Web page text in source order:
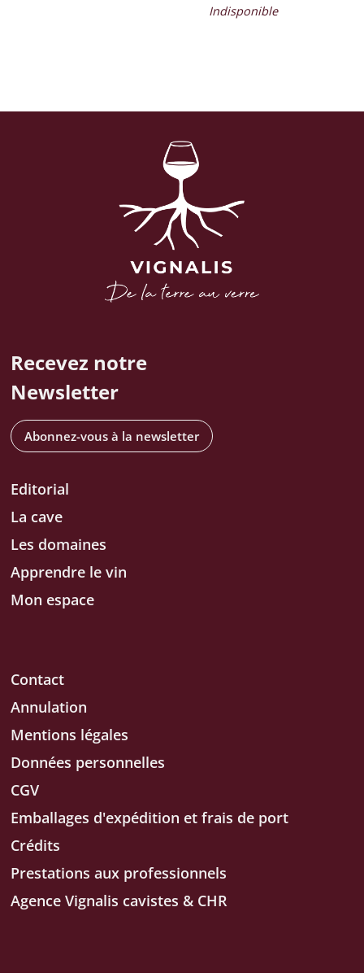
Indisponible
Recevez notre
Newsletter
Abonnez-vous à la newsletter
Editorial
La cave
Les domaines
Apprendre le vin
Mon espace
Contact
Annulation
Mentions légales
Données personnelles
CGV
Emballages d'expédition et frais de port
Crédits
Prestations aux professionnels
Agence Vignalis cavistes & CHR